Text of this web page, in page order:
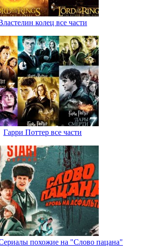
колец все части
Гарри Поттер все части
похожие на "Слово пацана"